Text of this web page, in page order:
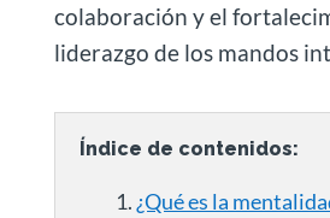
colaboración y el
liderazgo de los mandos
Índice de contenidos:
¿Qué es la